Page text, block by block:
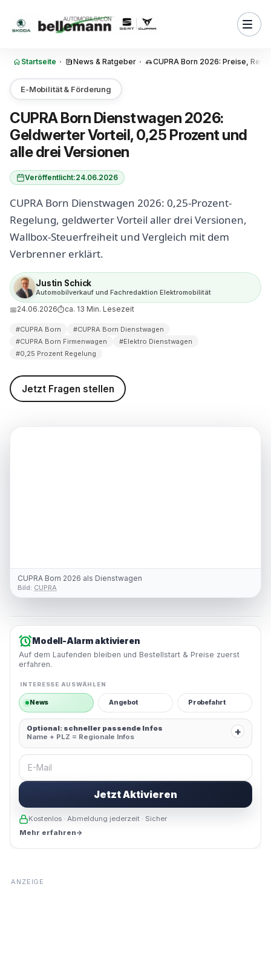
Startseite · News & Ratgeber · CUPRA Born 2026: Preise,
E-Mobilität & Förderung
CUPRA Born Dienstwagen 2026:
Geldwerter Vorteil, 0,25 Prozent und
alle drei Versionen
Veröffentlicht:24.06.2026
CUPRA Born Dienstwagen 2026: 0,25-Prozent-
Regelung, geldwerter Vorteil aller drei Versionen,
Wallbox-Steuerfreiheit und Vergleich mit dem
Verbrenner erklärt.
Justin Schick
Automobilverkauf und Fachredaktion Elektromobilität
📅24.06.2026⏱ca. 13 Min. Lesezeit
#CUPRA Born
#CUPRA Born Dienstwagen
#CUPRA Born Firmenwagen
#Elektro Dienstwagen
#0,25 Prozent Regelung
Jetzt Fragen stellen
CUPRA Born 2026 als Dienstwagen
Bild: CUPRA
Modell-Alarm aktivieren
Auf dem Laufenden bleiben und Bestellstart & Preise zuerst
erfahren.
INTERESSE AUSWÄHLEN
News Angebot Probefahrt
Optional: schneller passende Infos
Name + PLZ = Regionale Infos
+
E-Mail
Jetzt Aktivieren
Kostenlos · Abmeldung jederzeit · Sicher
Mehr erfahren→
besteuert?
der geldwerte Vorteil beim
als Firmenwagen: Die
im Vergleich
Dienstwagen: Fahrtenbuch
steuerlich erlaubt
Firmenwagen leasen oder
CUPRA Born als
326 PS für 127
Vorteil
als Firmenwagen für